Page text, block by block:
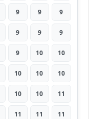
9 9 9
9 9 9
9 10 10
10 10 10
10 10 11
11 11 11